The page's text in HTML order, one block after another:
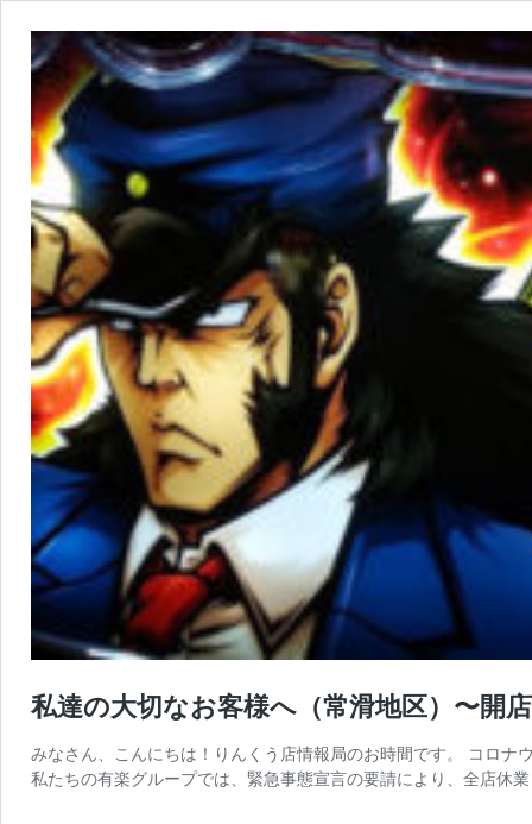
私達の大切なお客様へ（常滑地区）〜開
みなさん、こんにちは！りんくう店情報局のお時間です。 コロ
私たちの有楽グループでは、緊急事態宣言の要請により、全店休